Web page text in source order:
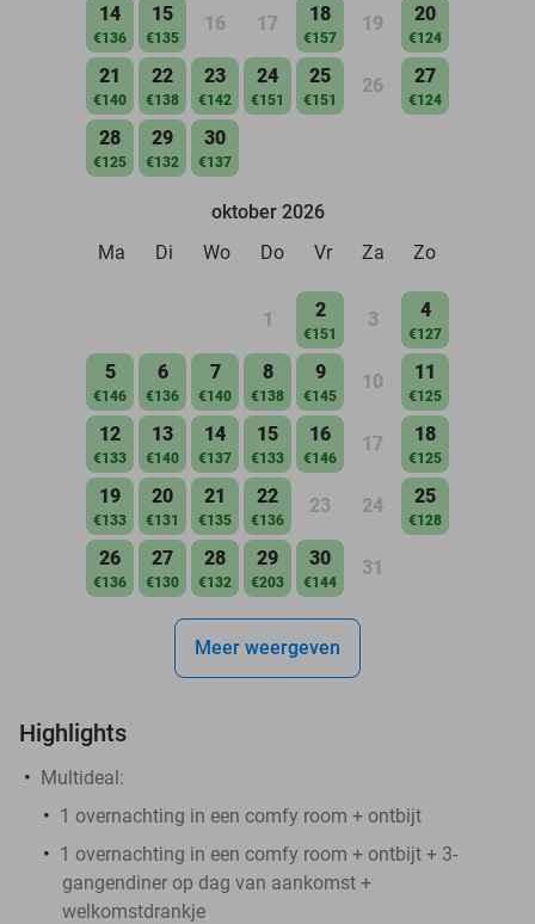
14
€136
15
€135
16 17 18
€157
19 20
€124
21
€140
22
€138
23
€142
24
€151
25
€151
26 27
€124
28
€125
29
€132
30
€137
oktober 2026
Ma
Di Wo Do Vr Za Zo
1 2
€151
3 4
€127
5
€146
6
€136
7
€140
8
€138
9
€145
10 11
€125
12
€133
13
€140
14
€137
15
€133
16
€146
17 18
€125
19
€133
20
€131
21
€135
22
€136
23 24 25
€128
26
€136
27
€130
28
€132
29
€203
30
€144
31
Meer weergeven
Highlights
Multideal:
1 overnachting in een comfy room + ontbijt
1 overnachting in een comfy room + ontbijt + 3-
gangendiner op dag van aankomst +
welkomstdrankje